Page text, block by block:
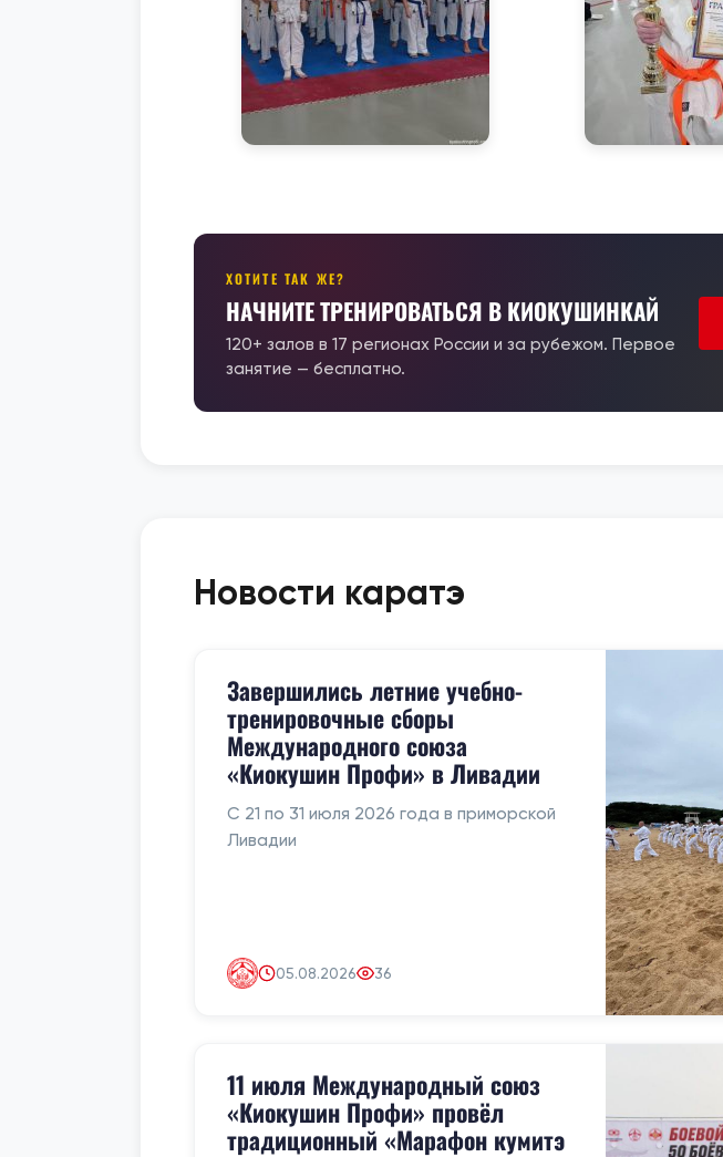
ХОТИТЕ ТАК ЖЕ?
НАЧНИТЕ ТРЕНИРОВАТЬСЯ В КИОКУШИНКАЙ
120+ залов в 17 регионах России и за рубежом. Первое
занятие — бесплатно.
Новости каратэ
Завершились летние учебно-
тренировочные сборы
Международного союза
«Киокушин Профи» в Ливадии
С 21 по 31 июля 2026 года в приморской
Ливадии
05.08.2026 36
11 июля Международный союз
«Киокушин Профи» провёл
традиционный «Марафон кумитэ